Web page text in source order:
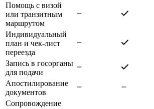
Помощь с визой
или транзитным
маршрутом
Индивидуальный
план и чек-лист
переезда
Запись в госорганы
для подачи
Апостилирование
документов
Сопровождение